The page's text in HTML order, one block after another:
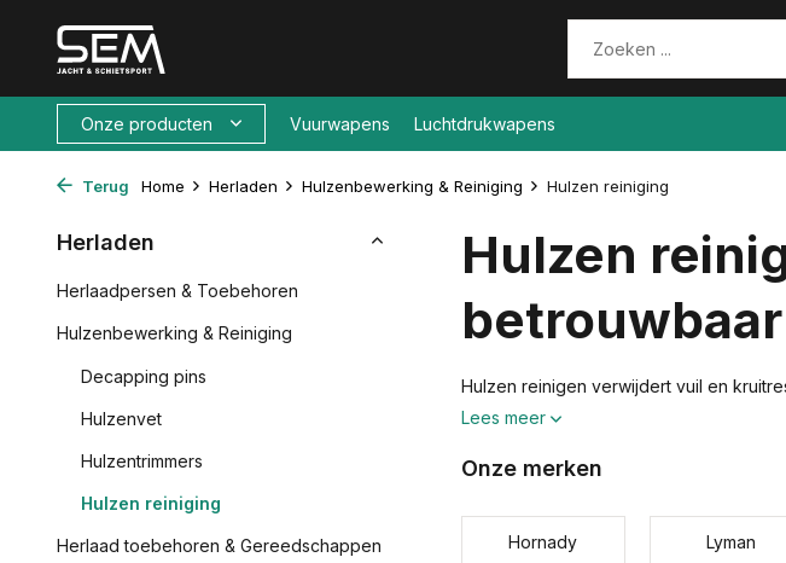
Onze producten Vuurwapens Luchtdrukwapens
Terug Home Herladen Hulzenbewerking & Reiniging Hulzen reiniging
Herladen
Herlaadpersen & Toebehoren
Hulzenbewerking & Reiniging
Decapping pins
Hulzenvet
Hulzentrimmers
Hulzen reiniging
Herlaad toebehoren & Gereedschappen
Hulzen
Hulzen reinigen verwijdert vuil en
Lees meer
Onze merken
Hornady Lyman